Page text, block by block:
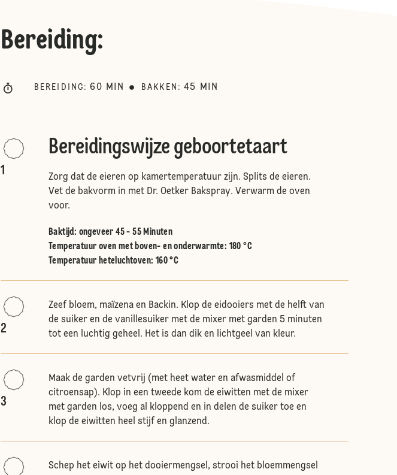
Bereiding:
BEREIDING : 60 MIN BAKKEN : 45 MIN
1
Bereidingswijze geboortetaart
Zorg dat de eieren op kamertemperatuur zijn. Splits de eieren.
Vet de bakvorm in met Dr. Oetker Bakspray. Verwarm de oven
voor.
Baktijd: ongeveer 45 - 55 Minuten
Temperatuur oven met boven- en onderwarmte: 180 °C
Temperatuur heteluchtoven: 160 °C
2
Zeef bloem, maïzena en Backin. Klop de eidooiers met de helft van
de suiker en de vanillesuiker met de mixer met garden 5 minuten
tot een luchtig geheel. Het is dan dik en lichtgeel van kleur.
3
Maak de garden vetvrij (met heet water en afwasmiddel of
citroensap). Klop in een tweede kom de eiwitten met de mixer
met garden los, voeg al kloppend en in delen de suiker toe en
klop de eiwitten heel stijf en glanzend.
Schep het eiwit op het dooiermengsel, strooi het bloemmengsel